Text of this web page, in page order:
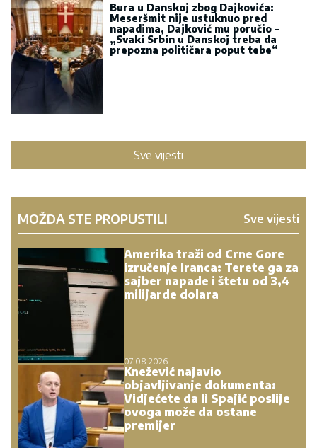
Bura u Danskoj zbog Dajkovića:
Meseršmit nije ustuknuo pred
napadima, Dajković mu poručio -
„Svaki Srbin u Danskoj treba da
prepozna političara poput tebe“
Sve vijesti
MOŽDA STE PROPUSTILI Sve vijesti
Amerika traži od Crne Gore
izručenje Iranca: Terete ga za
sajber napade i štetu od 3,4
milijarde dolara
07.08.2026.
Knežević najavio
objavljivanje dokumenta:
Vidjećete da li Spajić poslije
ovoga može da ostane
premijer